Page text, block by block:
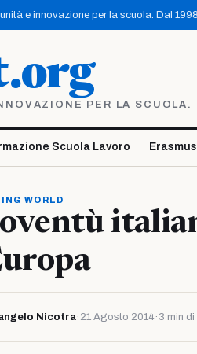
e innovazione per la scuola. Dal
PER LA
Scuola Lavoro
WORLD
Nicotra· 21 Agosto 2014 · 3 min